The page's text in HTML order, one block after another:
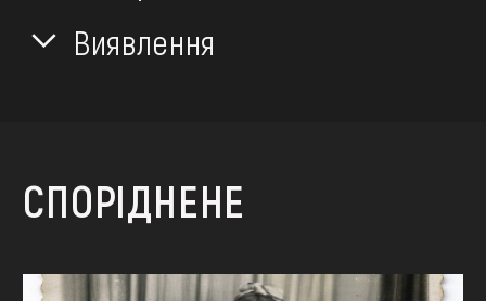
Виявлення
СПОРІДНЕНЕ